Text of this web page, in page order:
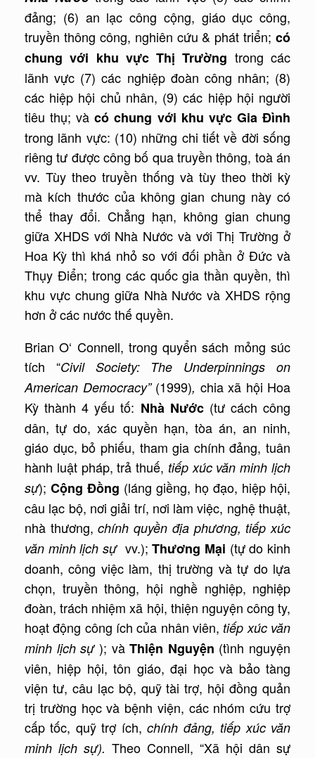
đảng; (6) an lạc công cộng, giáo dục công,
truyền thông công, nghiên cứu & phát triển; có
chung với khu vực Thị Trường trong các
lãnh vực (7) các nghiệp đoàn công nhân; (8)
các hiệp hội chủ nhân, (9) các hiệp hội người
tiêu thụ; vàcó chung với khu vực Gia Đình
trong lãnh vực: (10) những chi tiết về đời sống
riêng tư được công bố qua truyền thông, toà án
vv. Tùy theo truyền thống và tùy theo thời kỳ
mà kích thước của không gian chung này có
thể thay đổi. Chẳng hạn, không gian chung
giữa XHDS với Nhà Nước và với Thị Trường ở
Hoa Kỳ thì khá nhỏ so với đối phần ở Đức và
Thụy Điển; trong các quốc gia thần quyền, thì
khu vực chung giữa Nhà Nước và XHDS rộng
hơn ở các nước thế quyền.
Brian O‘ Connell, trong quyển sách mỏng súc
tích “Civil Society: The Underpinnings on
American Democracy” (1999), chia xã hội Hoa
Kỳ thành 4 yếu tố: Nhà Nước(tư cách công
dân, tự do, xác quyền hạn, tòa án, an ninh,
giáo dục, bỏ phiếu, tham gia chính đảng, tuân
hành luật pháp, trả thuế, tiếp xúc văn minh lịch
sự); Cộng Đồng (láng giềng, họ đạo, hiệp hội,
câu lạc bộ, nơi giải trí, nơi làm việc, nghệ thuật,
nhà thương,chính quyền địa phương, tiếp xúc
văn minh lịch sự vv.);Thương Mại (tự do kinh
doanh, công việc làm, thị trường và tự do lựa
chọn, truyền thông, hội nghề nghiệp, nghiệp
đoàn, trách nhiệm xã hội, thiện nguyện công ty,
hoạt động công ích của nhân viên, tiếp xúc văn
minh lịch sự); vàThiện Nguyện (tình nguyện
viên, hiệp hội, tôn giáo, đại học và bảo tàng
viện tư, câu lạc bộ, quỹ tài trợ, hội đồng quản
trị trường học và bệnh viện, các nhóm cứu trợ
cấp tốc, quỹ trợ ích,chính đảng, tiếp xúc văn
minh lịch sự). Theo Connell, “Xã hội dân sự